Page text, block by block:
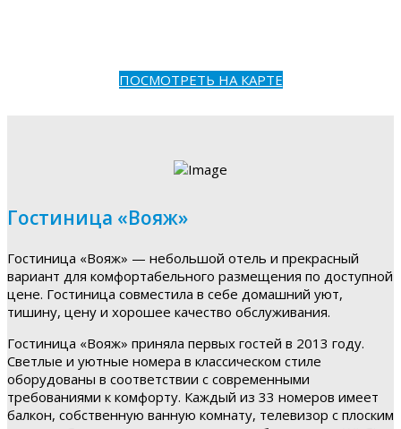
ПОСМОТРЕТЬ НА КАРТЕ
Гостиница «Вояж»
Гостиница «Вояж» — небольшой отель и прекрасный
вариант для комфортабельного размещения по доступной
цене. Гостиница совместила в себе домашний уют,
тишину, цену и хорошее качество обслуживания.
Гостиница «Вояж» приняла первых гостей в 2013 году.
Светлые и уютные номера в классическом стиле
оборудованы в соответствии с современными
требованиями к комфорту. Каждый из 33 номеров имеет
балкон, собственную ванную комнату, телевизор с плоским